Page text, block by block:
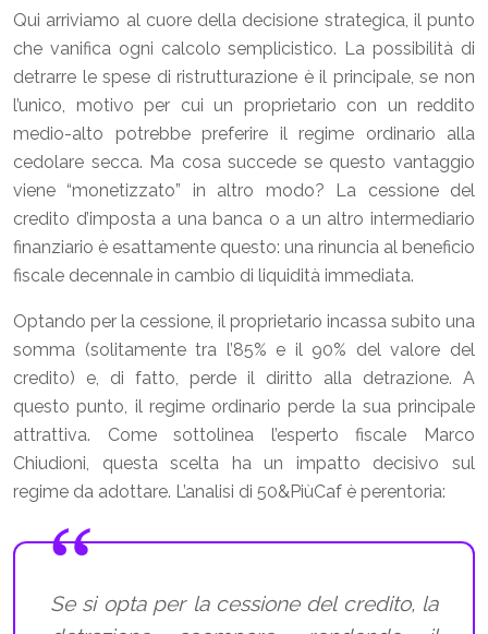
Qui arriviamo al cuore della decisione strategica, il punto
che vanifica ogni calcolo semplicistico. La possibilità di
detrarre le spese di ristrutturazione è il principale, se non
l’unico, motivo per cui un proprietario con un reddito
medio-alto potrebbe preferire il regime ordinario alla
cedolare secca. Ma cosa succede se questo vantaggio
viene “monetizzato” in altro modo? La cessione del
credito d’imposta a una banca o a un altro intermediario
finanziario è esattamente questo: una rinuncia al beneficio
fiscale decennale in cambio di liquidità immediata.
Optando per la cessione, il proprietario incassa subito una
somma (solitamente tra l’85% e il 90% del valore del
credito) e, di fatto, perde il diritto alla detrazione. A
questo punto, il regime ordinario perde la sua principale
attrattiva. Come sottolinea l’esperto fiscale Marco
Chiudioni, questa scelta ha un impatto decisivo sul
regime da adottare. L’analisi di 50&PiùCaf è perentoria:
Se si opta per la cessione del credito, la